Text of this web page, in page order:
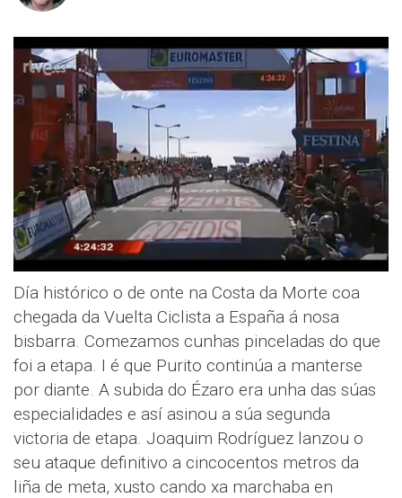
Día histórico o de onte na Costa da Morte coa
chegada da Vuelta Ciclista a España á nosa
bisbarra. Comezamos cunhas pinceladas do que
foi a etapa. I é que Purito continúa a manterse
por diante. A subida do Ézaro era unha das súas
especialidades e así asinou a súa segunda
victoria de etapa. Joaquim Rodríguez lanzou o
seu ataque definitivo a cincocentos metros da
liña de meta, xusto cando xa marchaba en